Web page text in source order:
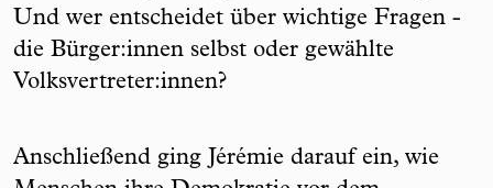
Und wer entscheidet über wichtige Fragen -
die Bürger:innen selbst oder gewählte
Volksvertreter:innen?
Anschließend ging Jérémie darauf ein, wie